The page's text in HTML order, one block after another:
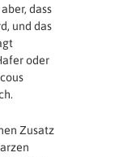
dass
und das
oder
Zusatz